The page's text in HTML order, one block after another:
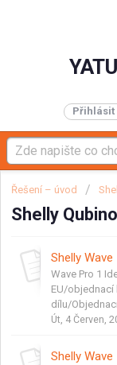
Přihlásit
Řešení – úvod
Shelly
Shelly
Wave Pro 1
EU/objednací
dílu/Objednací
Út, 4 Červen,
Shelly